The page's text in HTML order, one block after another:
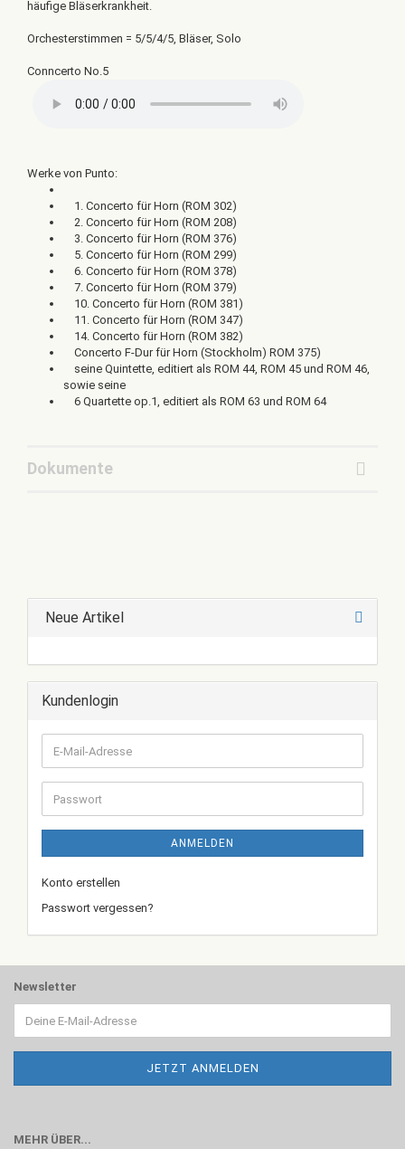
häufige Bläserkrankheit.
Orchesterstimmen = 5/5/4/5, Bläser, Solo
Conncerto No.5
Werke von Punto:
1. Concerto für Horn (ROM 302)
2. Concerto für Horn (ROM 208)
3. Concerto für Horn (ROM 376)
5. Concerto für Horn (ROM 299)
6. Concerto für Horn (ROM 378)
7. Concerto für Horn (ROM 379)
10. Concerto für Horn (ROM 381)
11. Concerto für Horn (ROM 347)
14. Concerto für Horn (ROM 382)
Concerto F-Dur für Horn (Stockholm) ROM 375)
seine Quintette, editiert als ROM 44, ROM 45 und ROM 46,
sowie seine
6 Quartette op.1, editiert als ROM 63 und ROM 64
Dokumente
Neue Artikel
Kundenlogin
E-
Mail-
Adresse
Passwort
ANMELDEN
Konto erstellen
Passwort vergessen?
Newsletter
MEHR ÜBER...